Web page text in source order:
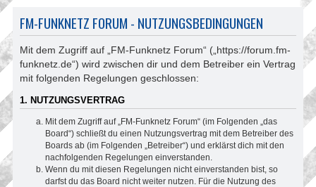
FM-FUNKNETZ FORUM - NUTZUNGSBEDINGUNGEN
Mit dem Zugriff auf „FM-Funknetz Forum“ („https://forum.fm-
funknetz.de“) wird zwischen dir und dem Betreiber ein Vertrag
mit folgenden Regelungen geschlossen:
1. NUTZUNGSVERTRAG
Mit dem Zugriff auf „FM-Funknetz Forum“ (im Folgenden „das
Board“) schließt du einen Nutzungsvertrag mit dem Betreiber des
Boards ab (im Folgenden „Betreiber“) und erklärst dich mit den
nachfolgenden Regelungen einverstanden.
Wenn du mit diesen Regelungen nicht einverstanden bist, so
darfst du das Board nicht weiter nutzen. Für die Nutzung des